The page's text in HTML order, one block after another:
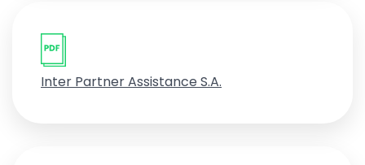
Inter Partner Assistance S.A.